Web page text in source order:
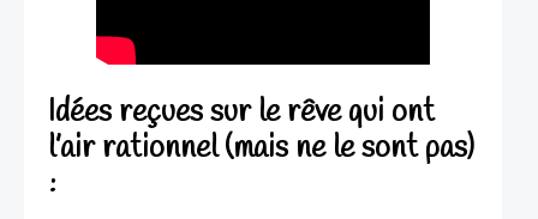
Idées reçues sur le rêve qui ont
l’air rationnel (mais ne le sont pas)
: